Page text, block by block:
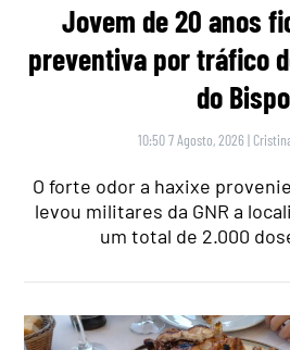
Jovem de 20 anos
preventiva por tráfico
do Bispo
10:50 7 Agosto, 2026 |
O forte odor a haxixe
levou militares da GNR a
um total de 2.000